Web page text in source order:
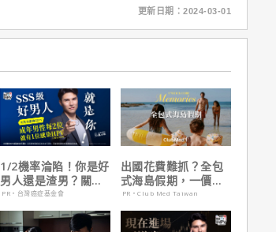
更新日期：2024-03-01
1/2機率淪陷！你是好
男人還是渣男？關鍵
在這
PR・台灣癌症基金會
出國花費難抓？全包
式海島假期，一價搞
定食宿玩樂，省錢更
省心！
PR・Club Med Taiwan